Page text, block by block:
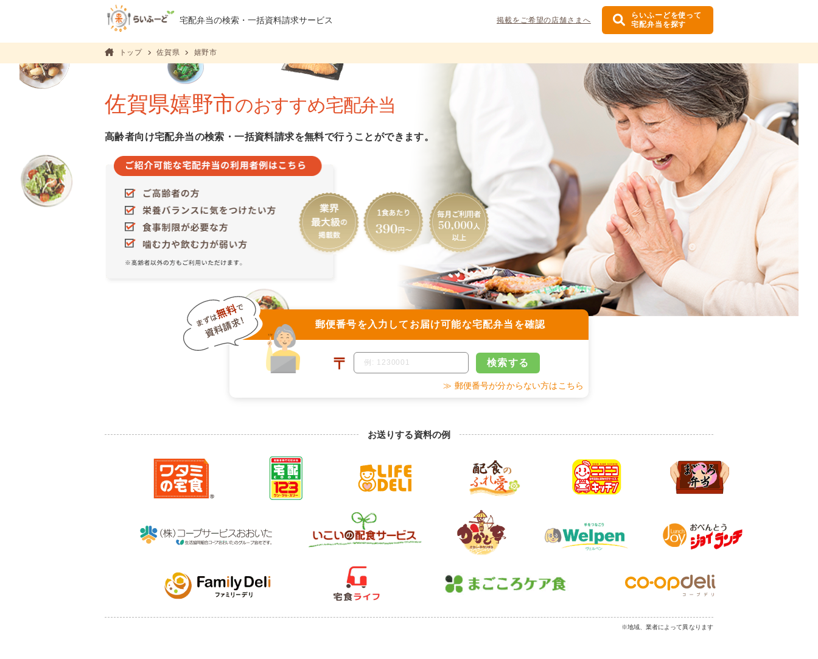
宅配弁当の検索・一括資料請求サービス 掲載をご希望の店舗さまへ
らいふーどを使って
宅配弁当を探す
トップ 佐賀県 嬉野市
佐賀県嬉野市のおすすめ宅配弁当
高齢者向け宅配弁当の検索・一括資料請求を無料で行うことができます。
郵便番号を入力して お届け可能な宅配弁当を確認
〒 検索する
≫ 郵便番号が分からない方はこちら
お送りする資料の例
※地域、業者によって異なります